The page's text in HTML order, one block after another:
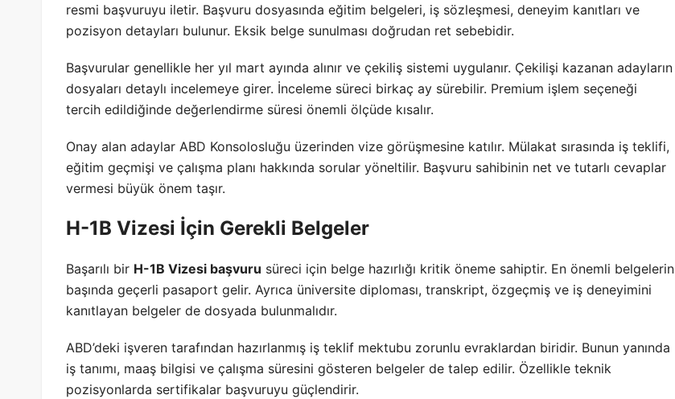
resmi başvuruyu iletir. Başvuru dosyasında eğitim belgeleri, iş sözleşmesi, deneyim kanıtları ve
pozisyon detayları bulunur. Eksik belge sunulması doğrudan ret sebebidir.
Başvurular genellikle her yıl mart ayında alınır ve çekiliş sistemi uygulanır. Çekilişi kazanan adayların
dosyaları detaylı incelemeye girer. İnceleme süreci birkaç ay sürebilir. Premium işlem seçeneği
tercih edildiğinde değerlendirme süresi önemli ölçüde kısalır.
Onay alan adaylar ABD Konsolosluğu üzerinden vize görüşmesine katılır. Mülakat sırasında iş teklifi,
eğitim geçmişi ve çalışma planı hakkında sorular yöneltilir. Başvuru sahibinin net ve tutarlı cevaplar
vermesi büyük önem taşır.
H-1B Vizesi İçin Gerekli Belgeler
Başarılı bir H-1B Vizesi başvuru süreci için belge hazırlığı kritik öneme sahiptir. En önemli belgelerin
başında geçerli pasaport gelir. Ayrıca üniversite diploması, transkript, özgeçmiş ve iş deneyimini
kanıtlayan belgeler de dosyada bulunmalıdır.
ABD’deki işveren tarafından hazırlanmış iş teklif mektubu zorunlu evraklardan biridir. Bunun yanında
iş tanımı, maaş bilgisi ve çalışma süresini gösteren belgeler de talep edilir. Özellikle teknik
pozisyonlarda sertifikalar başvuruyu güçlendirir.